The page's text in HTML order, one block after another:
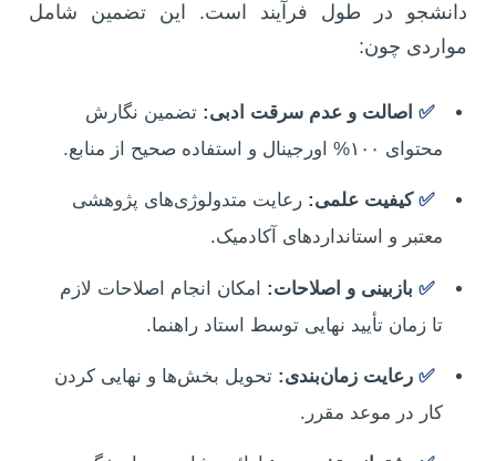
دانشجو در طول فرآیند است. این تضمین شامل
مواردی چون:
✅ اصالت و عدم سرقت ادبی: تضمین نگارش
محتوای ۱۰۰% اورجینال و استفاده صحیح از منابع.
✅ کیفیت علمی: رعایت متدولوژی‌های پژوهشی
معتبر و استانداردهای آکادمیک.
✅ بازبینی و اصلاحات: امکان انجام اصلاحات لازم
تا زمان تأیید نهایی توسط استاد راهنما.
✅ رعایت زمان‌بندی: تحویل بخش‌ها و نهایی کردن
کار در موعد مقرر.